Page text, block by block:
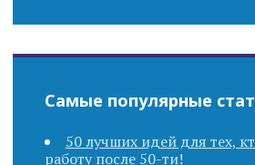
Самые популярные
50 лучших идей для тех,
работу после 50-ти!